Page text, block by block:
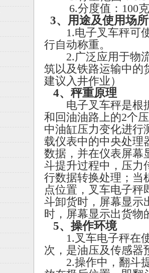
6.分度值：100克
3、用途及使用场
1.电子叉车秤可使
行自动称重。
2.广泛应用于物流
筑以及铁路运输中的
建议入井作业）
4、秤重原理
电子叉车秤是根
和回油油路上的2个
中油缸压力变化进行
载仪表中的中央处理
数据，并在仪表屏幕
斗提升过程中，压力
行数据转换处理；当
点位置，叉车电子秤
斗卸货时，屏幕显示
时，屏幕显示出货物
5、操作环境
1.叉车电子秤在使
次，是油压及传感
2.操作中，翻斗提